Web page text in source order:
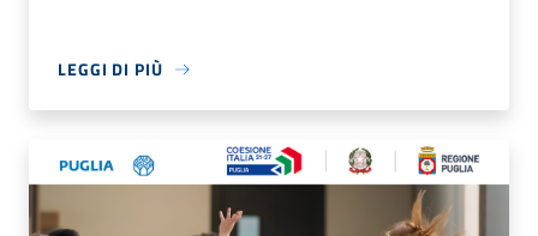
LEGGI DI PIÙ